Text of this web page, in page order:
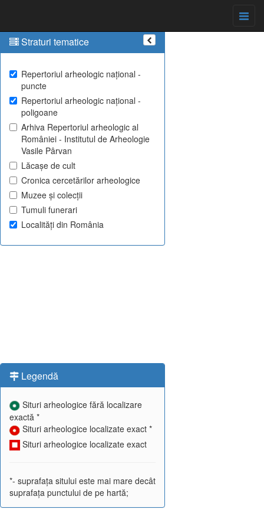
Straturi tematice
Repertoriul arheologic național -
puncte
Repertoriul arheologic național -
poligoane
Arhiva Repertoriul arheologic al
României - Institutul de Arheologie
Vasile Pârvan
Lăcașe de cult
Cronica cercetărilor arheologice
Muzee și colecții
Tumuli funerari
Localități din România
Legendă
Situri arheologice fără localizare
exactă *
Situri arheologice localizate exact *
Situri arheologice localizate exact
*- suprafața sitului este mai mare decât
suprafața punctului de pe hartă;